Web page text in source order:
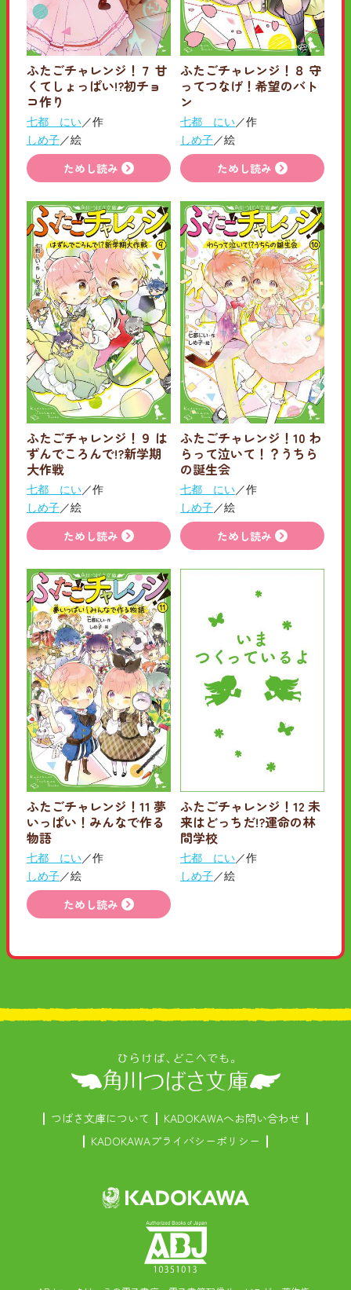
ふたごチャレンジ！７ 甘
くてしょっぱい!?初チョ
コ作り
七都 にい／作
しめ子／絵
ためし読み
ふたごチャレンジ！８ 守
ってつなげ！希望のバト
ン
七都 にい／作
しめ子／絵
ためし読み
ふたごチャレンジ！９ は
ずんでころんで!?新学期
大作戦
七都 にい／作
しめ子／絵
ためし読み
ふたごチャレンジ！10 わ
らって泣いて！？うちら
の誕生会
七都 にい／作
しめ子／絵
ためし読み
ふたごチャレンジ！11 夢
いっぱい！みんなで作る
物語
七都 にい／作
しめ子／絵
ためし読み
ふたごチャレンジ！12 未
来はどっちだ!?運命の林
間学校
七都 にい／作
しめ子／絵
つばさ文庫について
KADOKAWAへお問い合わせ
KADOKAWAプライバシーポリシー